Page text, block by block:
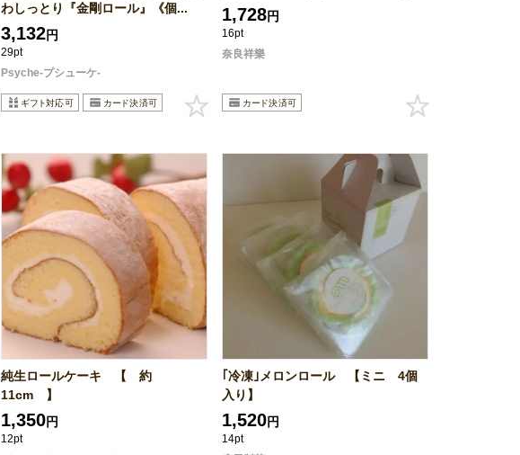
わしっとり『金剛ロール』《個...
3,132円
29pt
Psyche-プシューケ-
1,728円
16pt
奈良祥樂
純生ロールケーキ 【 約
11cm 】
1,350円
12pt
｢冷凍｣メロンロール 【ミニ 4個
入り】
1,520円
14pt